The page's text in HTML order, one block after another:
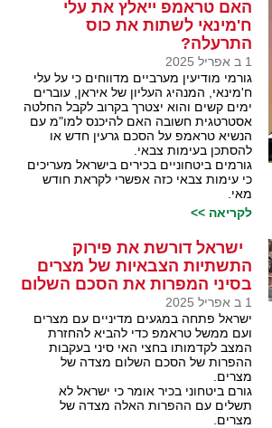
האם טראמפ ייאלץ את עלי
ח'מינאי לשתות את כוס
התרעלה?
1 ב אפריל 2025
גורמי מודיעין מערביים מדווחים כי על עלי
ח'מינאי, המנהיג העליון של איראן, עוברים
ימים קשים והוא יצטרך בקרוב לקבל החלטה
אסטרטגית חשובה האם להיכנס למו"מ עם
הנשיא טראמפ על הסכם גרעין חדש או
להסתכן בעימות צבאי.
גורמים ביטחוניים בכירים בישראל מעריכים
כי עימות צבאי כזה אפשרי לקראת חודש
מאי.
לקריאה >>
ישראל דורשת את פירוק
התשתיות הצבאיות של מצרים
בסיני המפרות את הסכם השלום
1 ב אפריל 2025
ישראל פתחה במגעים מדיניים עם מצרים
ועם ממשל טראמפ כדי להביא להחזרת
המצב לקדמותו בחצי האי סיני בעקבות
ההפרות של הסכם השלום מצדה של
מצרים.
גורם ביטחוני בכיר אומר כי ישראל לא
תשלים עם ההפרות האלה מצדה של
מצרים.